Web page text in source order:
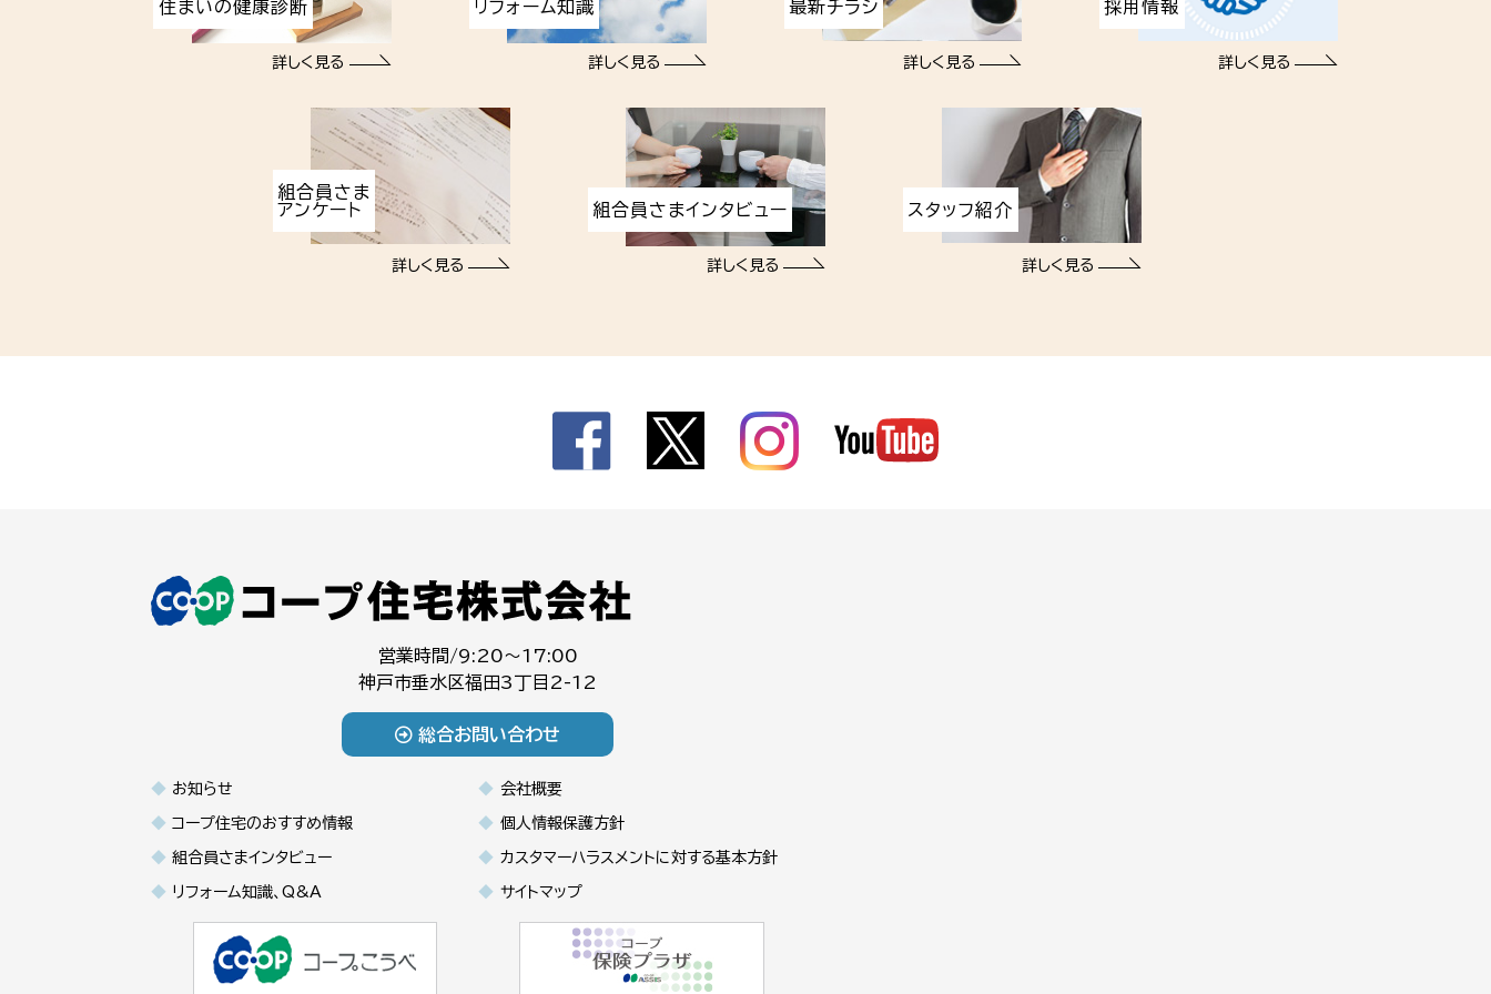
住まいの健康診断
詳しく見る
リフォーム知識
詳しく見る
最新チラシ
詳しく見る
採用情報
詳しく見る
組合員さま
アンケート
詳しく見る
組合員さまインタビュー
詳しく見る
スタッフ紹介
詳しく見る
営業時間/9:20～17:00
神戸市垂水区福田3丁目2-12
総合お問い合わせ
お知らせ
コープ住宅のおすすめ情報
組合員さまインタビュー
リフォーム知識、Q&A
会社概要
個人情報保護方針
カスタマーハラスメントに対する基本方針
サイトマップ